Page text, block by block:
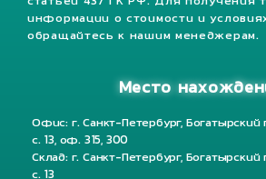
информации о стоимости и
обращайтесь к нашим менеджерам.
Место
Офис: г. Санкт-Петербург, Богатырский
с. 13, оф. 315, 300
Склад: г. Санкт-Петербург, Богатырский
с. 13